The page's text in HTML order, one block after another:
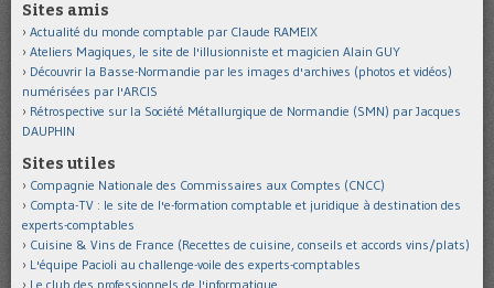
Sites amis
Actualité du monde comptable par Claude RAMEIX
Ateliers Magiques, le site de l'illusionniste et magicien Alain GUY
Découvrir la Basse-Normandie par les images d'archives (photos et vidéos)
numérisées par l'ARCIS
Rétrospective sur la Société Métallurgique de Normandie (SMN) par Jacques
DAUPHIN
Sites utiles
Compagnie Nationale des Commissaires aux Comptes (CNCC)
Compta-TV : le site de l'e-formation comptable et juridique à destination des
experts-comptables
Cuisine & Vins de France (Recettes de cuisine, conseils et accords vins/plats)
L'équipe Pacioli au challenge-voile des experts-comptables
Le club des professionnels de l'informatique